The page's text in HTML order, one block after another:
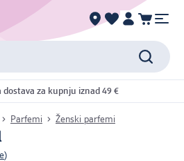
dostava za kupnju iznad 49 €
Parfemi Ženski parfemi
)